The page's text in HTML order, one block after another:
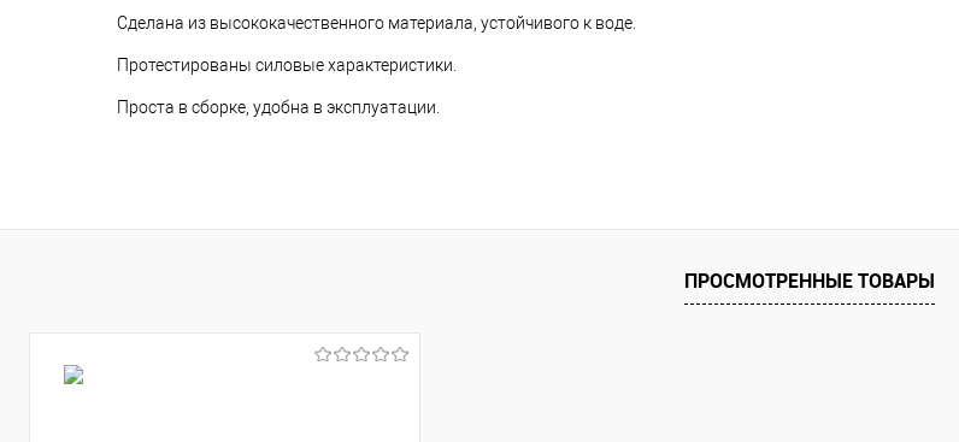
Сделана из высококачественного материала, устойчивого к воде.
Протестированы силовые характеристики.
Проста в сборке, удобна в эксплуатации.
ПРОСМОТРЕННЫЕ ТОВАРЫ